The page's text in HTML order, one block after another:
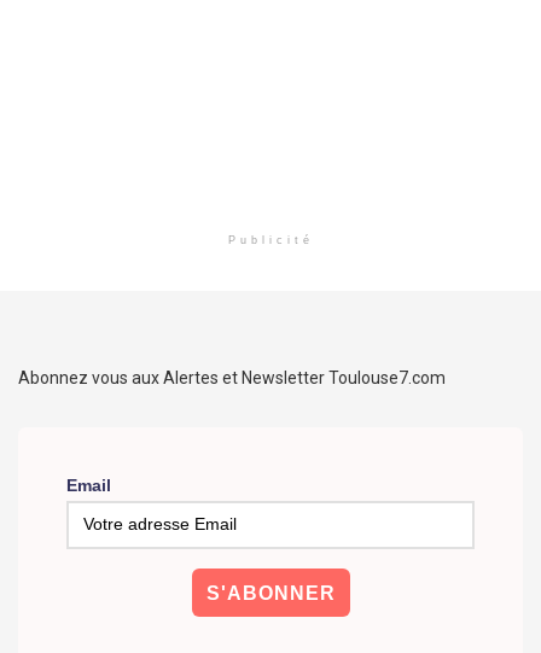
Publicité
Abonnez vous aux Alertes et Newsletter Toulouse7.com
Email